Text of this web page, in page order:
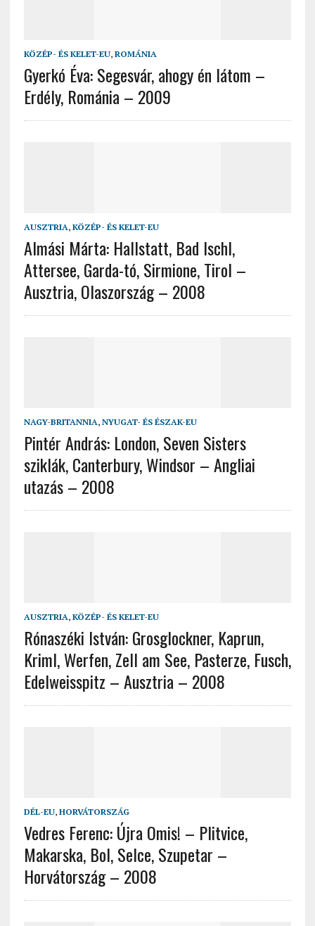
KÖZÉP- ÉS KELET-EU, ROMÁNIA
Gyerkó Éva: Segesvár, ahogy én látom –
Erdély, Románia – 2009
AUSZTRIA, KÖZÉP- ÉS KELET-EU
Almási Márta: Hallstatt, Bad Ischl,
Attersee, Garda-tó, Sirmione, Tirol –
Ausztria, Olaszország – 2008
NAGY-BRITANNIA, NYUGAT- ÉS ÉSZAK-EU
Pintér András: London, Seven Sisters
sziklák, Canterbury, Windsor – Angliai
utazás – 2008
AUSZTRIA, KÖZÉP- ÉS KELET-EU
Rónaszéki István: Grosglockner, Kaprun,
Kriml, Werfen, Zell am See, Pasterze, Fusch,
Edelweisspitz – Ausztria – 2008
DÉL-EU, HORVÁTORSZÁG
Vedres Ferenc: Újra Omis! – Plitvice,
Makarska, Bol, Selce, Szupetar –
Horvátország – 2008